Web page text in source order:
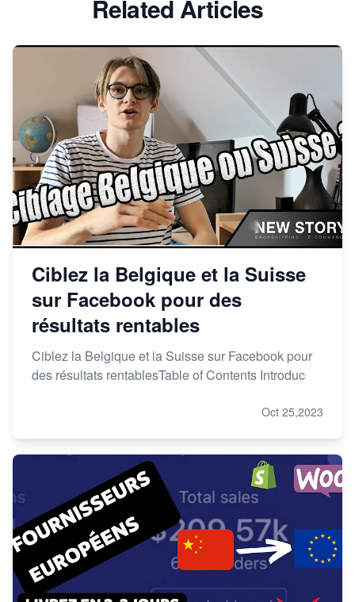
Related Articles
Ciblez la Belgique et la Suisse
sur Facebook pour des
résultats rentables
Ciblez la Belgique et la Suisse sur Facebook pour
des résultats rentablesTable of Contents Introduc
Oct 25,2023